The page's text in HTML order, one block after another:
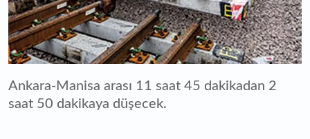
Ankara-Manisa arası 11 saat 45 dakikadan 2
saat 50 dakikaya düşecek.